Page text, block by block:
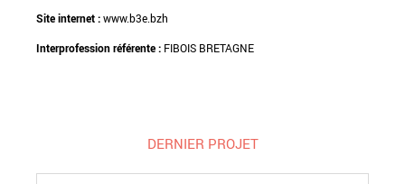
Site internet :www.b3e.bzh
Interprofession référente : FIBOIS BRETAGNE
DERNIER PROJET